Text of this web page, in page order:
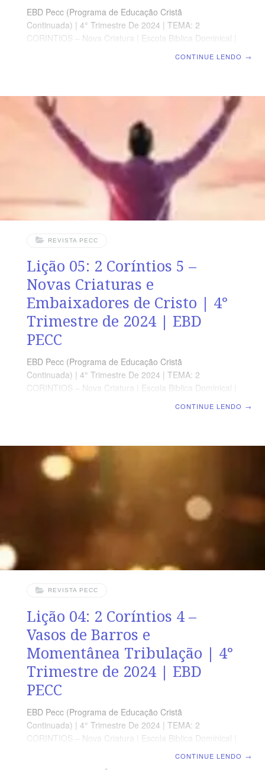
EBD Pecc (Programa de Educação Cristã
Continuada) | 4° Trimestre De 2024 | TEMA: 2
CORINTIOS – Nova Criatura | Escola Biblica Dominical |
inclusive o número da página. ORIENTAÇÃO
PEDAGÓGICA Em 2 Coríntios 6 há 18 versos.
Sugerimos começar a aula lendo, com os alunos, 2
Coríntios 6.1-15 (1 a 3 min.). A revista funciona como
guia de estudo e leitura
CONTINUE LENDO →
REVISTA PECC
Lição 05: 2 Coríntios 5 –
Novas Criaturas e
Embaixadores de Cristo | 4°
Trimestre de 2024 | EBD
PECC
EBD Pecc (Programa de Educação Cristã
Continuada) | 4° Trimestre De 2024 | TEMA: 2
CORINTIOS – Nova Criatura | Escola Biblica Dominical |
inclusive o número da página. ORIENTAÇÃO
PEDAGÓGICA Em 2 Coríntios 5 há 21 versos.
Sugerimos começar a aula lendo, com os alunos, 2
Coríntios 5.1-21 (2 a 3 min.). A revista funciona como
CONTINUE LENDO →
REVISTA PECC
Lição 04: 2 Coríntios 4 –
Vasos de Barros e
Momentânea Tribulação | 4°
Trimestre de 2024 | EBD
PECC
EBD Pecc (Programa de Educação Cristã
Continuada) | 4° Trimestre De 2024 | TEMA: 2
CORINTIOS – Nova Criatura | Escola Biblica Dominical |
CONTINUE LENDO →